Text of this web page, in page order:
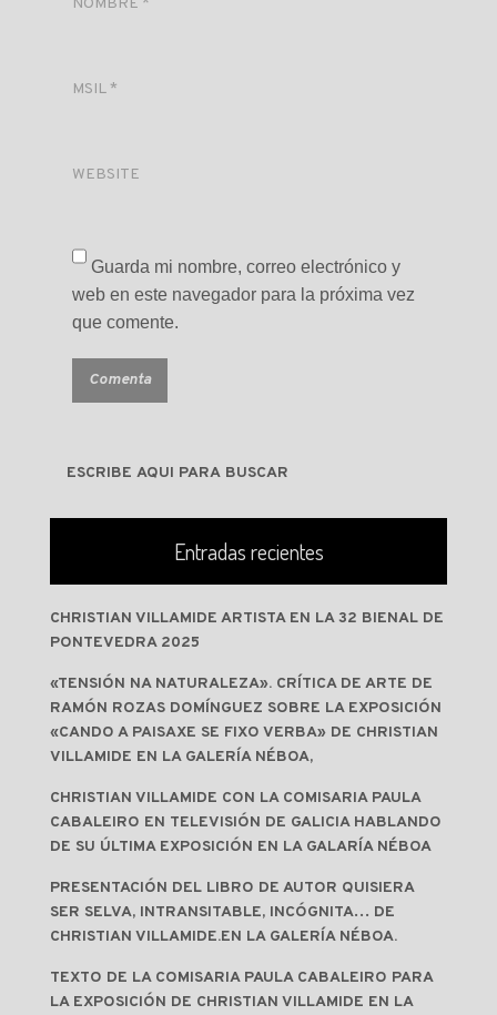
MSIL *
WEBSITE
Guarda mi nombre, correo electrónico y
web en este navegador para la próxima vez
que comente.
Entradas recientes
CHRISTIAN VILLAMIDE ARTISTA EN LA 32 BIENAL DE
PONTEVEDRA 2025
«TENSIÓN NA NATURALEZA». CRÍTICA DE ARTE DE
RAMÓN ROZAS DOMÍNGUEZ SOBRE LA EXPOSICIÓN
«CANDO A PAISAXE SE FIXO VERBA» DE CHRISTIAN
VILLAMIDE EN LA GALERÍA NÉBOA,
CHRISTIAN VILLAMIDE CON LA COMISARIA PAULA
CABALEIRO EN TELEVISIÓN DE GALICIA HABLANDO
DE SU ÚLTIMA EXPOSICIÓN EN LA GALARÍA NÉBOA
PRESENTACIÓN DEL LIBRO DE AUTOR QUISIERA
SER SELVA, INTRANSITABLE, INCÓGNITA… DE
CHRISTIAN VILLAMIDE.EN LA GALERÍA NÉBOA.
TEXTO DE LA COMISARIA PAULA CABALEIRO PARA
LA EXPOSICIÓN DE CHRISTIAN VILLAMIDE EN LA